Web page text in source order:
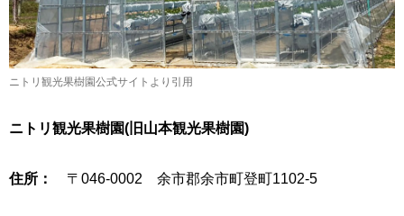
ニトリ観光果樹園公式サイトより引用
ニトリ観光果樹園(旧山本観光果樹園)
住所： 〒046-0002 余市郡余市町登町1102-5